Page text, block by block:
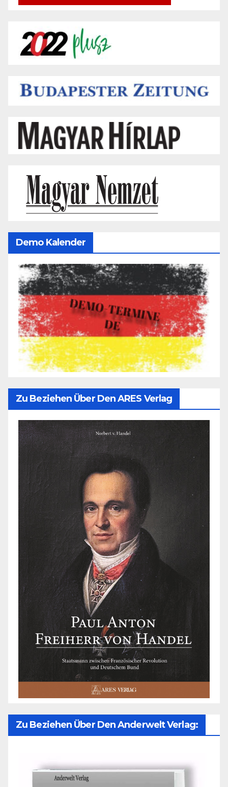
Demo Kalender
Zu Beziehen Über Den ARES Verlag
Zu Beziehen Über Den Anderwelt Verlag: